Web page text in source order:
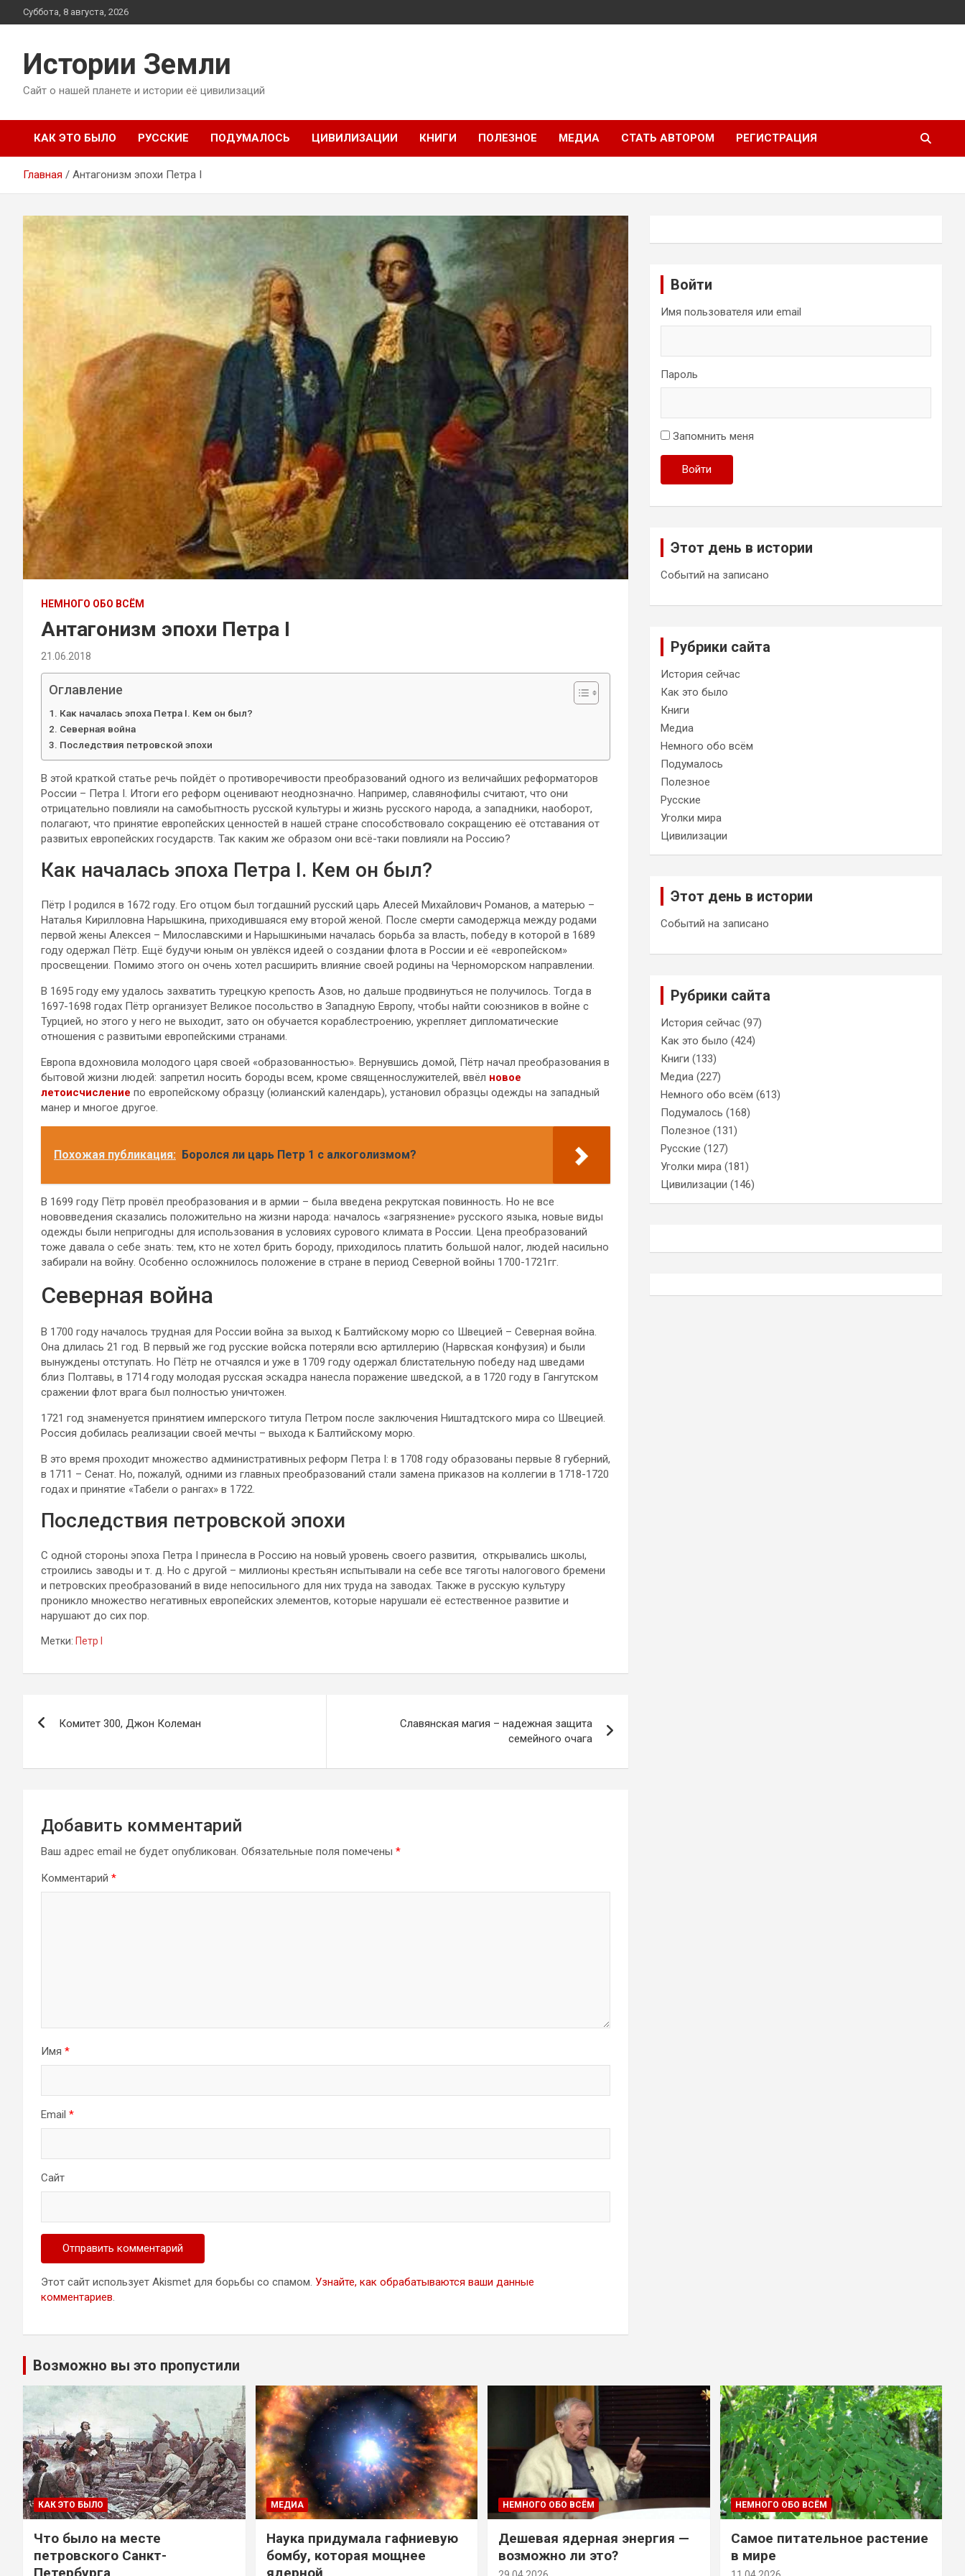
Перейти
к
Суббота, 8 августа, 2026
Истории Земли
Сайт о нашей планете и истории её цивилизаций
КАК ЭТО БЫЛО РУССКИЕ ПОДУМАЛОСЬ ЦИВИЛИЗАЦИИ КНИГИ ПОЛЕЗНОЕ МЕДИА СТАТЬ АВТОРОМ РЕГИСТРАЦИЯ
Главная Антагонизм эпохи Петра I
НЕМНОГО ОБО ВСЁМ
Антагонизм эпохи Петра I
21.06.2018
Оглавление
Как началась эпоха Петра I. Кем он был?
Северная война
Последствия петровской эпохи
В этой краткой статье речь пойдёт о противоречивости преобразований одного из величайших реформаторов
России – Петра I. Итоги его реформ оценивают неоднозначно. Например, славянофилы считают, что они
отрицательно повлияли на самобытность русской культуры и жизнь русского народа, а западники, наоборот,
полагают, что принятие европейских ценностей в нашей стране способствовало сокращению её отставания от
развитых европейских государств. Так каким же образом они всё-таки повлияли на Россию?
Как началась эпоха Петра I. Кем он был?
Пётр I родился в 1672 году. Его отцом был тогдашний русский царь Алесей Михайлович Романов, а матерью –
Наталья Кирилловна Нарышкина, приходившаяся ему второй женой. После смерти самодержца между родами
первой жены Алексея – Милославскими и Нарышкиными началась борьба за власть, победу в которой в 1689
году одержал Пётр. Ещё будучи юным он увлёкся идеей о создании флота в России и её «европейском»
просвещении. Помимо этого он очень хотел расширить влияние своей родины на Черноморском направлении.
В 1695 году ему удалось захватить турецкую крепость Азов, но дальше продвинуться не получилось. Тогда в
1697-1698 годах Пётр организует Великое посольство в Западную Европу, чтобы найти союзников в войне с
Турцией, но этого у него не выходит, зато он обучается кораблестроению, укрепляет дипломатические
отношения с развитыми европейскими странами.
Европа вдохновила молодого царя своей «образованностью». Вернувшись домой, Пётр начал преобразования в
бытовой жизни людей: запретил носить бороды всем, кроме священнослужителей, ввёл новое
летоисчисление по европейскому образцу (юлианский календарь), установил образцы одежды на западный
манер и многое другое.
Похожая публикация: Боролся ли царь Петр 1 с алкоголизмом?
В 1699 году Пётр провёл преобразования и в армии – была введена рекрутская повинность. Но не все
нововведения сказались положительно на жизни народа: началось «загрязнение» русского языка, новые виды
одежды были непригодны для использования в условиях сурового климата в России. Цена преобразований
тоже давала о себе знать: тем, кто не хотел брить бороду, приходилось платить большой налог, людей насильно
забирали на войну. Особенно осложнилось положение в стране в период Северной войны 1700-1721гг.
Северная война
В 1700 году началось трудная для России война за выход к Балтийскому морю со Швецией – Северная война.
Она длилась 21 год. В первый же год русские войска потеряли всю артиллерию (Нарвская конфузия) и были
вынуждены отступать. Но Пётр не отчаялся и уже в 1709 году одержал блистательную победу над шведами
близ Полтавы, в 1714 году молодая русская эскадра нанесла поражение шведской, а в 1720 году в Гангутском
сражении флот врага был полностью уничтожен.
1721 год знаменуется принятием имперского титула Петром после заключения Ништадтского мира со Швецией.
Россия добилась реализации своей мечты – выхода к Балтийскому морю.
В это время проходит множество административных реформ Петра I: в 1708 году образованы первые 8 губерний,
в 1711 – Сенат. Но, пожалуй, одними из главных преобразований стали замена приказов на коллегии в 1718-1720
годах и принятие «Табели о рангах» в 1722.
Последствия петровской эпохи
С одной стороны эпоха Петра I принесла в Россию на новый уровень своего развития, открывались школы,
строились заводы и т. д. Но с другой – миллионы крестьян испытывали на себе все тяготы налогового бремени
и петровских преобразований в виде непосильного для них труда на заводах. Также в русскую культуру
проникло множество негативных европейских элементов, которые нарушали её естественное развитие и
нарушают до сих пор.
Метки: Петр I
записям
Комитет 300, Джон Колеман
Славянская магия – надежная защита
семейного очага
Добавить комментарий
Ваш адрес email не будет опубликован. Обязательные поля помечены *
Комментарий *
Имя *
Email *
Сайт
Этот сайт использует Akismet для борьбы со спамом. Узнайте, как обрабатываются ваши данные
комментариев.
Войти
Имя пользователя или email
Пароль
Запомнить меня
Войти
Этот день в истории
Событий на записано
Рубрики сайта
История сейчас
Как это было
Книги
Медиа
Немного обо всём
Подумалось
Полезное
Русские
Уголки мира
Цивилизации
Этот день в истории
Событий на записано
Рубрики сайта
История сейчас (97)
Как это было (424)
Книги (133)
Медиа (227)
Немного обо всём (613)
Подумалось (168)
Полезное (131)
Русские (127)
Уголки мира (181)
Цивилизации (146)
Возможно вы это пропустили
КАК ЭТО БЫЛО
Что было на месте
петровского Санкт-
Петербурга
МЕДИА
Наука придумала гафниевую
бомбу, которая мощнее
ядерной
НЕМНОГО ОБО ВСЁМ
Дешевая ядерная энергия —
возможно ли это?
НЕМНОГО ОБО ВСЁМ
Самое питательное растение
в мире